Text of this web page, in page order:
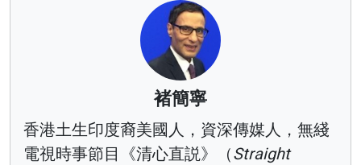
褚簡寧
香港土生印度裔美國人，資深傳媒人，無綫
電視時事節目《清心直説》（Straight